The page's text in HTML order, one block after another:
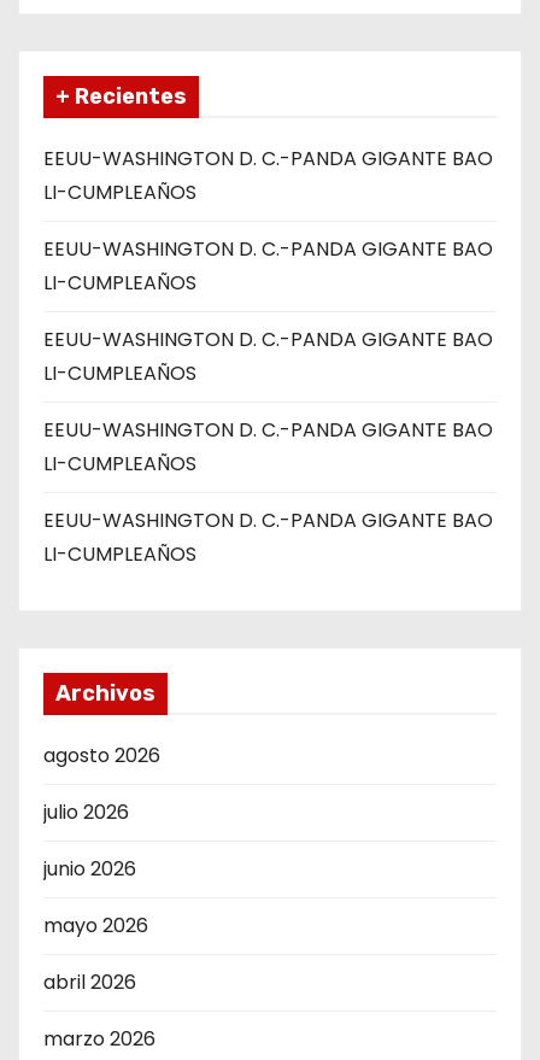
+ Recientes
EEUU-WASHINGTON D. C.-PANDA GIGANTE BAO
LI-CUMPLEAÑOS
EEUU-WASHINGTON D. C.-PANDA GIGANTE BAO
LI-CUMPLEAÑOS
EEUU-WASHINGTON D. C.-PANDA GIGANTE BAO
LI-CUMPLEAÑOS
EEUU-WASHINGTON D. C.-PANDA GIGANTE BAO
LI-CUMPLEAÑOS
EEUU-WASHINGTON D. C.-PANDA GIGANTE BAO
LI-CUMPLEAÑOS
Archivos
agosto 2026
julio 2026
junio 2026
mayo 2026
abril 2026
marzo 2026